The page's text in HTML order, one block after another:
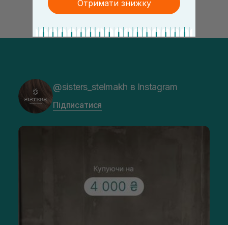
@sisters_stelmakh в Instagram
Підписатися
Отримати знижку